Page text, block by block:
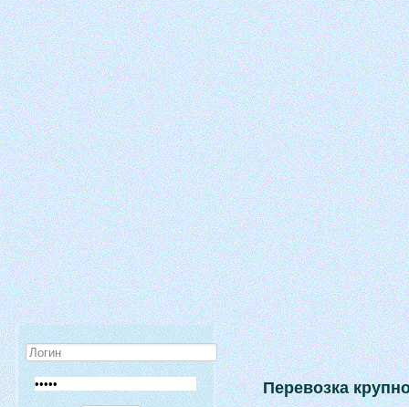
Перевозка